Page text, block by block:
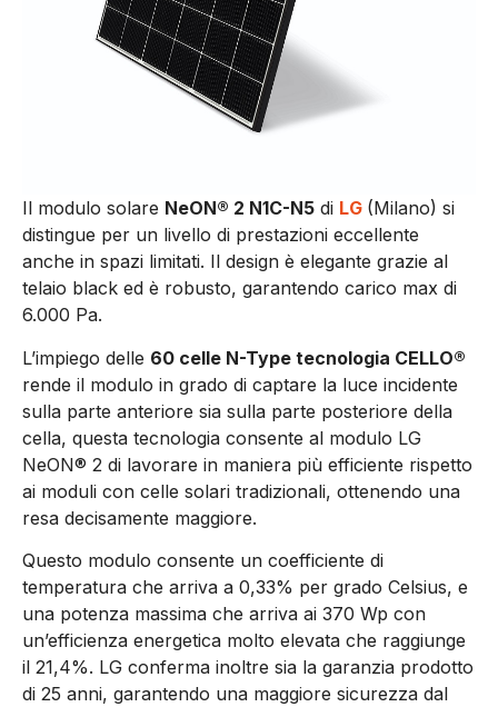
Il modulo solare NeON® 2 N1C-N5 di LG (Milano) si
distingue per un livello di prestazioni eccellente
anche in spazi limitati. Il design è elegante grazie al
telaio black ed è robusto, garantendo carico max di
6.000 Pa.
L’impiego delle 60 celle N-Type tecnologia CELLO®
rende il modulo in grado di captare la luce incidente
sulla parte anteriore sia sulla parte posteriore della
cella, questa tecnologia consente al modulo LG
NeON® 2 di lavorare in maniera più efficiente rispetto
ai moduli con celle solari tradizionali, ottenendo una
resa decisamente maggiore.
Questo modulo consente un coefficiente di
temperatura che arriva a 0,33% per grado Celsius, e
una potenza massima che arriva ai 370 Wp con
un’efficienza energetica molto elevata che raggiunge
il 21,4%. LG conferma inoltre sia la garanzia prodotto
di 25 anni, garantendo una maggiore sicurezza dal